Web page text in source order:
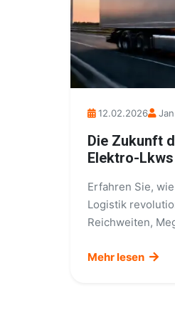
12.02.2026
Die Zukunft
Elektro-
Erfahren Sie,
Logistik
Reichweiten,
Mehr lesen